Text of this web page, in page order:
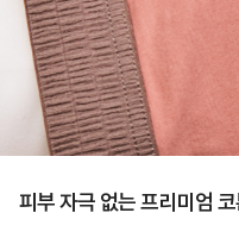
피부 자극 없는 프리미엄 코